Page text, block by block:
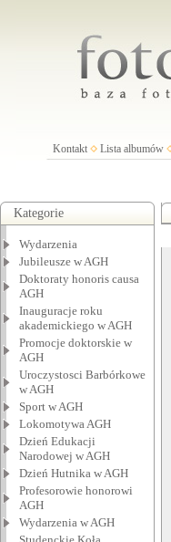
Kontakt Lista albumów
Kategorie
Wydarzenia
Jubileusze w AGH
Doktoraty honoris causa
AGH
Inauguracje roku
akademickiego w AGH
Promocje doktorskie w
AGH
Uroczystosci Barbórkowe
w AGH
Sport w AGH
Lokomotywa AGH
Dzień Edukacji
Narodowej w AGH
Dzień Hutnika w AGH
Profesorowie honorowi
AGH
Wydarzenia w AGH